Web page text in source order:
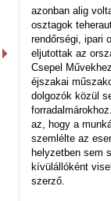
azonban alig
osztagok
rendőrségi, ipari
eljutottak az
Csepel
éjszakai
dolgozók közül
az, hogy a
szemlélte az
helyzetben sem
kívülállóként
szerző.